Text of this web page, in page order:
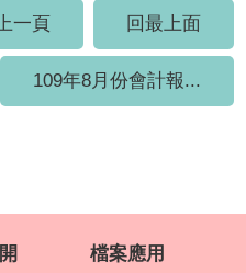
一頁
回最上面
109年8月份會計報...
檔案應用